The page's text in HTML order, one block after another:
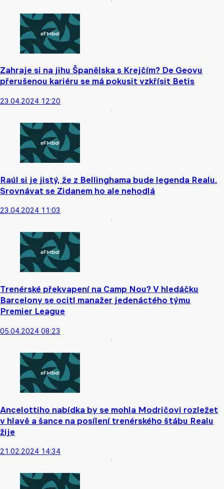
Zahraje si na jihu Španělska s Krejčím? De Geovu
přerušenou kariéru se má pokusit vzkřísit Betis
23.04.2024 12:20
Raúl si je jistý, že z Bellinghama bude legenda Realu.
Srovnávat se Zidanem ho ale nehodlá
23.04.2024 11:03
Trenérské překvapení na Camp Nou? V hledáčku
Barcelony se ocitl manažer jedenáctého týmu
Premier League
05.04.2024 08:23
Ancelottiho nabídka by se mohla Modričovi rozležet
v hlavě a šance na posílení trenérského štábu Realu
žije
21.02.2024 14:34